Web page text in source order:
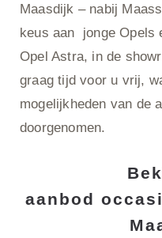
Maasdijk – nabij
keus aan jonge Opels
Opel Astra, in de
graag tijd voor u vrij,
mogelijkheden van de
doorgenomen.
aanbod